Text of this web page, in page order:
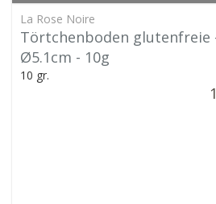
La Rose Noire
Törtchenboden glutenfreie
Ø5.1cm - 10g
10 gr.